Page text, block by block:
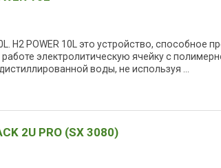
H2 POWER 10L это устройство, способное
электролитическую ячейку с
воды, не используя ...
2U PRO (SX 3080)